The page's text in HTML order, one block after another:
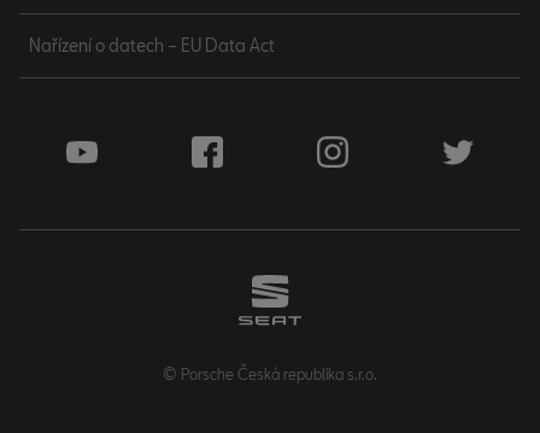
Nařízení o datech – EU Data Act
© Porsche Česká republika s.r.o.